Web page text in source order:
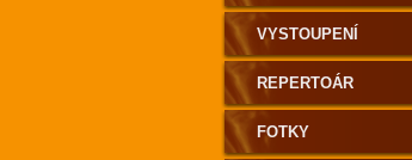
VYSTOUPENÍ
REPERTOÁR
FOTKY